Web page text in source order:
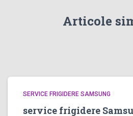
Articole
SERVICE FRIGIDERE SAMSUNG
service frigidere